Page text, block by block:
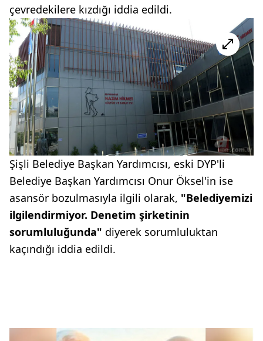
çevredekilere kızdığı iddia edildi.
Şişli Belediye Başkan Yardımcısı, eski DYP'li
Belediye Başkan Yardımcısı Onur Öksel'in ise
asansör bozulmasıyla ilgili olarak, "Belediyemizi
ilgilendirmiyor. Denetim şirketinin
sorumluluğunda" diyerek sorumluluktan
kaçındığı iddia edildi.